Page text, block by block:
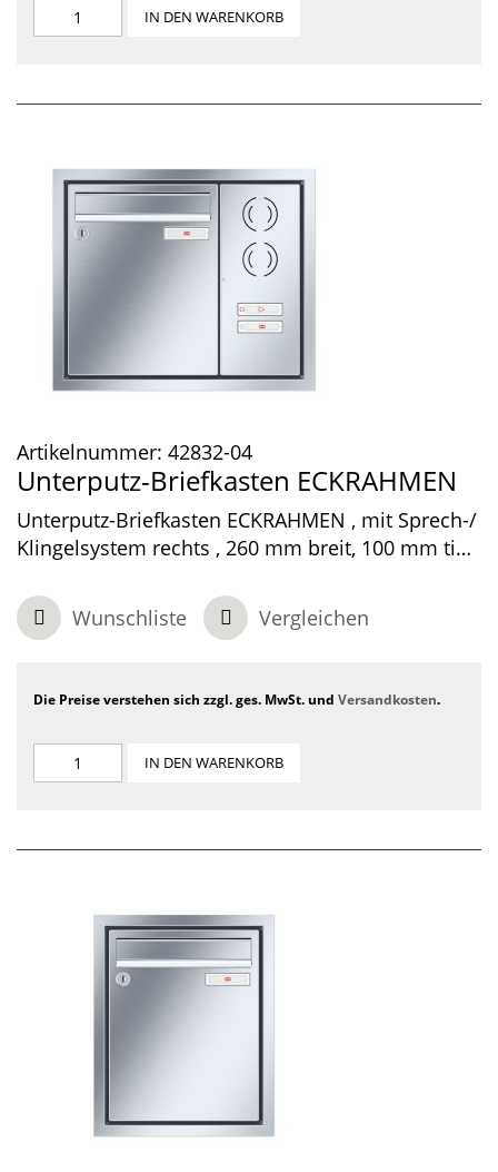
IN DEN WARENKORB
Artikelnummer: 42832-04
Unterputz-Briefkasten ECKRAHMEN
Unterputz-Briefkasten ECKRAHMEN , mit Sprech-/
Klingelsystem rechts , 260 mm breit, 100 mm tief,
Wunschliste
Vergleichen
Die Preise verstehen sich zzgl. ges. MwSt. und Versandkosten.
IN DEN WARENKORB